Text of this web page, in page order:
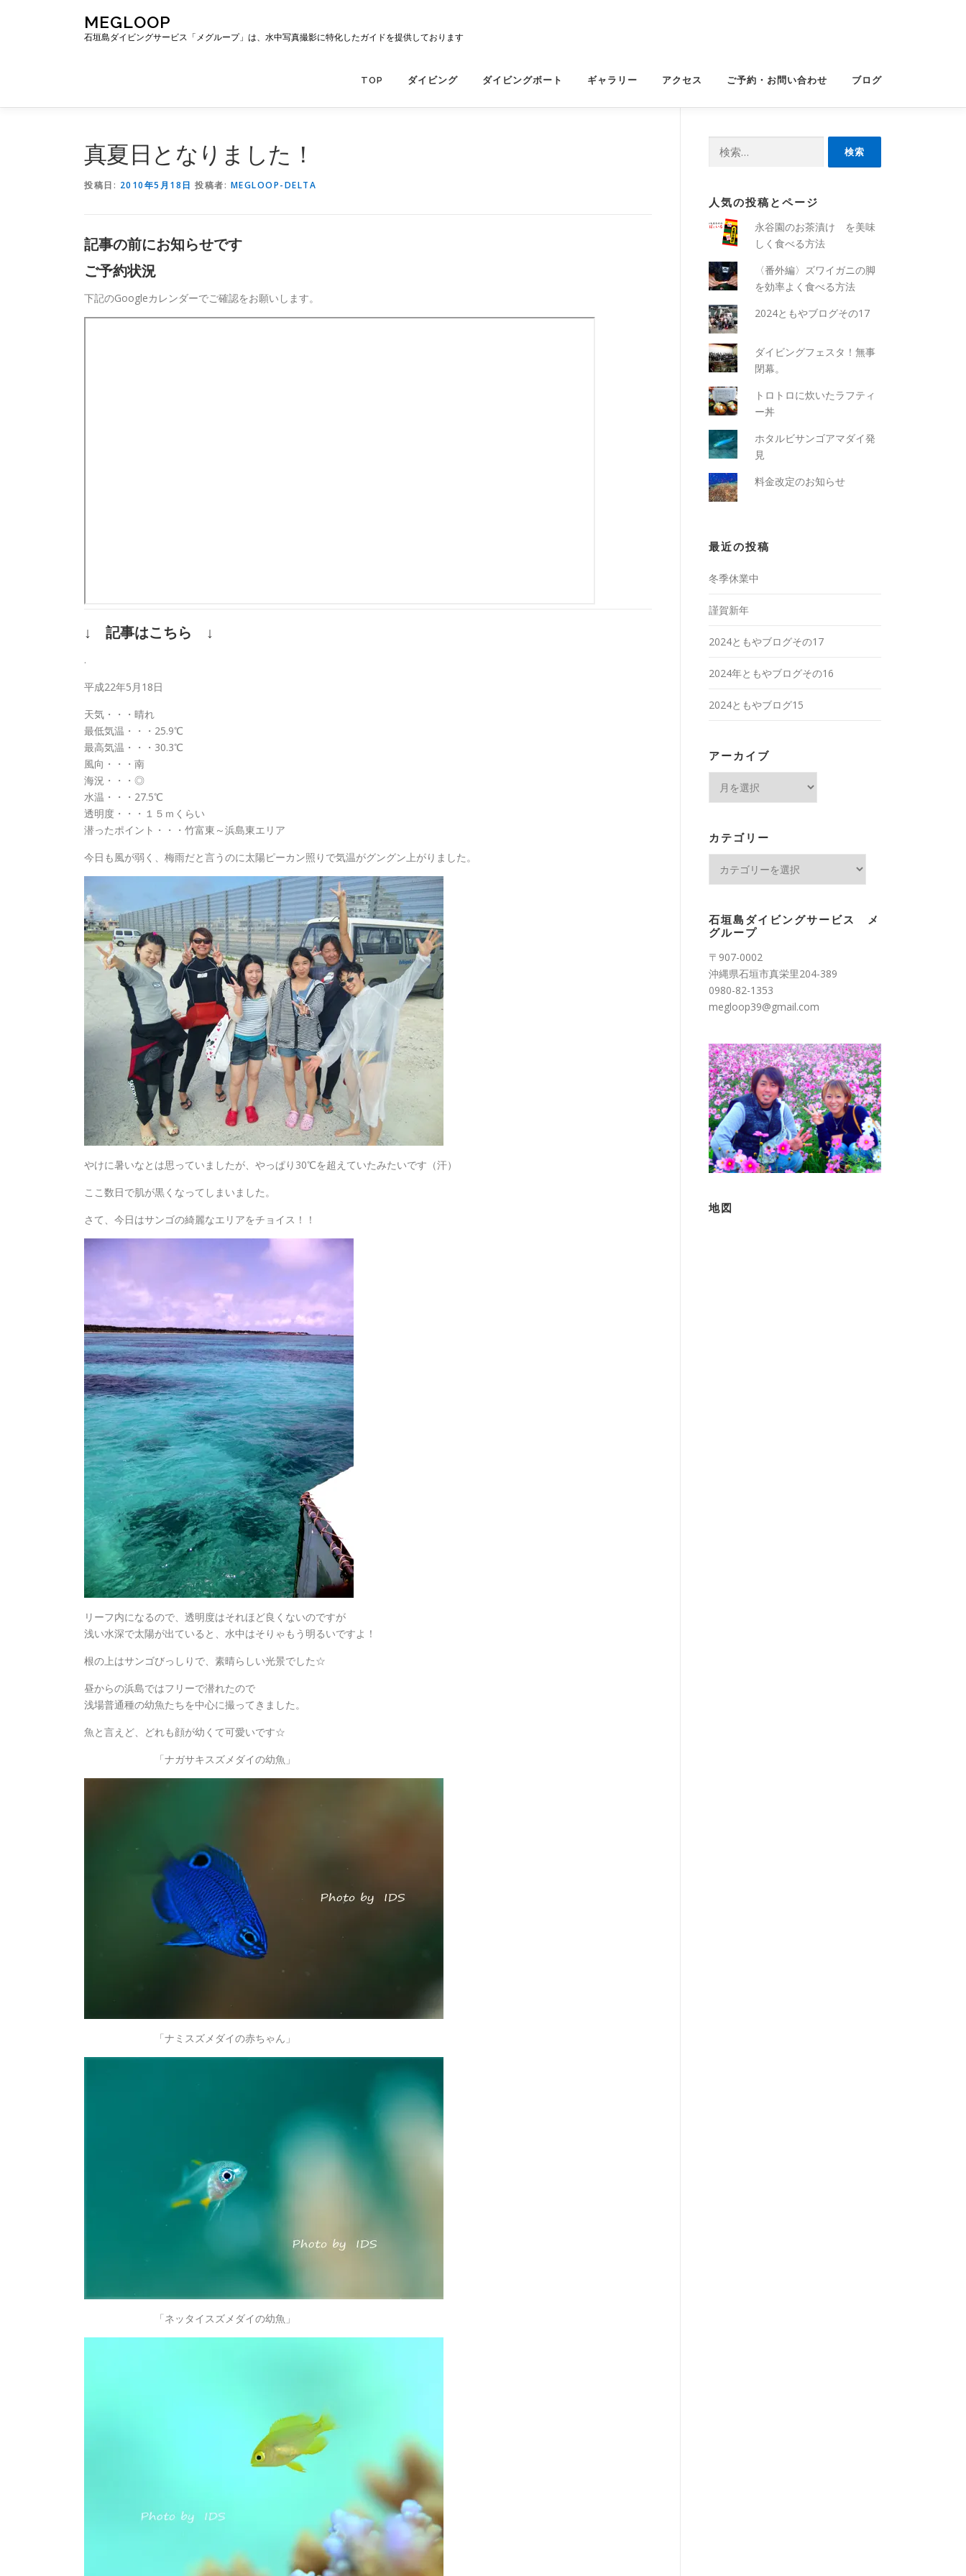
ス
MEGLOOP
石垣島ダイビングサービス「メグループ」は、水中写真撮影に特化したガイドを提供しております
TOP ダイビング ダイビングボート ギャラリー アクセス ご予約・お問い合わせ ブログ
真夏日となりました！
投稿日: 2010年5月18日 投稿者: MEGLOOP-DELTA
記事の前にお知らせです
ご予約状況
下記のGoogleカレンダーでご確認をお願いします。
↓ 記事はこちら ↓
.
平成22年5月18日
天気・・・晴れ
最低気温・・・25.9℃
最高気温・・・30.3℃
風向・・・南
海況・・・◎
水温・・・27.5℃
透明度・・・１５ｍくらい
潜ったポイント・・・竹富東～浜島東エリア
今日も風が弱く、梅雨だと言うのに太陽ピーカン照りで気温がグングン上がりました。
やけに暑いなとは思っていましたが、やっぱり30℃を超えていたみたいです（汗）
ここ数日で肌が黒くなってしまいました。
さて、今日はサンゴの綺麗なエリアをチョイス！！
リーフ内になるので、透明度はそれほど良くないのですが
浅い水深で太陽が出ていると、水中はそりゃもう明るいですよ！
根の上はサンゴびっしりで、素晴らしい光景でした☆
昼からの浜島ではフリーで潜れたので
浅場普通種の幼魚たちを中心に撮ってきました。
魚と言えど、どれも顔が幼くて可愛いです☆
「ナガサキスズメダイの幼魚」
「ナミスズメダイの赤ちゃん」
「ネッタイスズメダイの幼魚」
人気の投稿とページ
永谷園のお茶漬け を美味
しく食べる方法
〈番外編〉ズワイガニの脚
を効率よく食べる方法
2024ともやブログその17
ダイビングフェスタ！無事
閉幕。
トロトロに炊いたラフティ
ー丼
ホタルビサンゴアマダイ発
見
料金改定のお知らせ
最近の投稿
冬季休業中
謹賀新年
2024ともやブログその17
2024年ともやブログその16
2024ともやブログ15
アーカイブ
ブ
カテゴリー
ー
石垣島ダイビングサービス メ
グループ
〒907-0002
沖縄県石垣市真栄里204-389
0980-82-1353
megloop39@gmail.com
地図